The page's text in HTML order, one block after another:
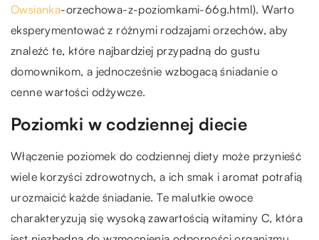
Owsianka-orzechowa-z-poziomkami-66g.html). Warto
eksperymentować z różnymi rodzajami orzechów, aby
znaleźć te, które najbardziej przypadną do gustu
domownikom, a jednocześnie wzbogacą śniadanie o
cenne wartości odżywcze.
Poziomki w codziennej diecie
Włączenie poziomek do codziennej diety może przynieść
wiele korzyści zdrowotnych, a ich smak i aromat potrafią
urozmaicić każde śniadanie. Te malutkie owoce
charakteryzują się wysoką zawartością witaminy C, która